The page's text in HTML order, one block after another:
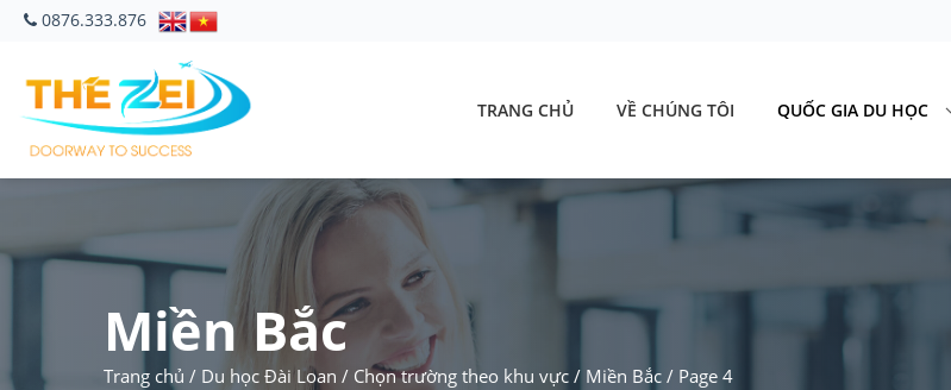
0876.333.876
TRANG CHỦ VỀ CHÚNG TÔI QUỐC GIA DU HỌC
Miền Bắc
Trang chủ / Du học Đài Loan / Chọn trường theo khu vực / Miền Bắc / Page 4